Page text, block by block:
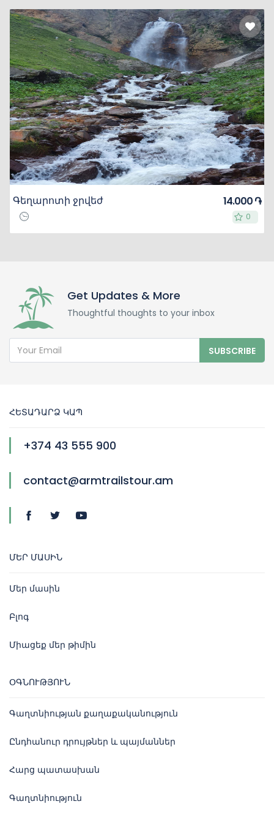
Գեղարոտի ջրվեժ
0
0
14.000 ֏
Get Updates & More
Thoughtful thoughts to your inbox
SUBSCRIBE
ՀԵՏԱԴԱՐՁ ԿԱՊ
+374 43 555 900
contact@armtrailstour.am
ՄԵՐ ՄԱՍԻՆ
Մեր մասին
Բլոգ
Միացեք մեր թիմին
ՕԳՆՈՒԹՅՈՒՆ
Գաղտնիության քաղաքականություն
Ընդհանուր դրույթներ և պայմաններ
Հարց պատասխան
Գաղտնիություն